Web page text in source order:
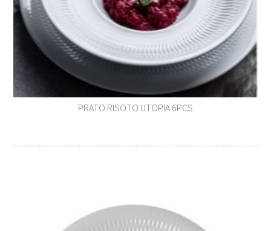
PRATO RISOTO UTOPIA 6PCS